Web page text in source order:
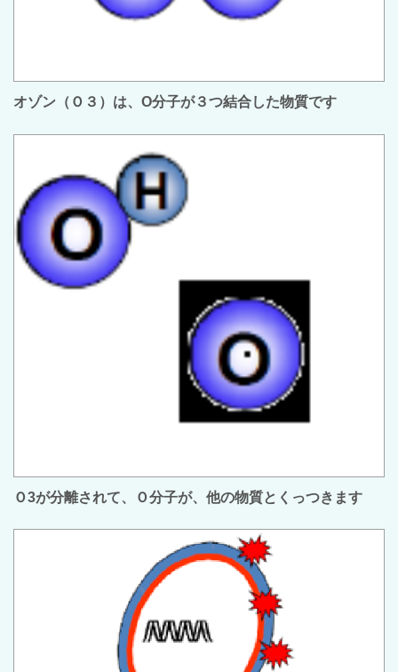
オゾン（Ｏ３）は、O分子が３つ結合した物質です
Ｏ3が分離されて、Ｏ分子が、他の物質とくっつきます